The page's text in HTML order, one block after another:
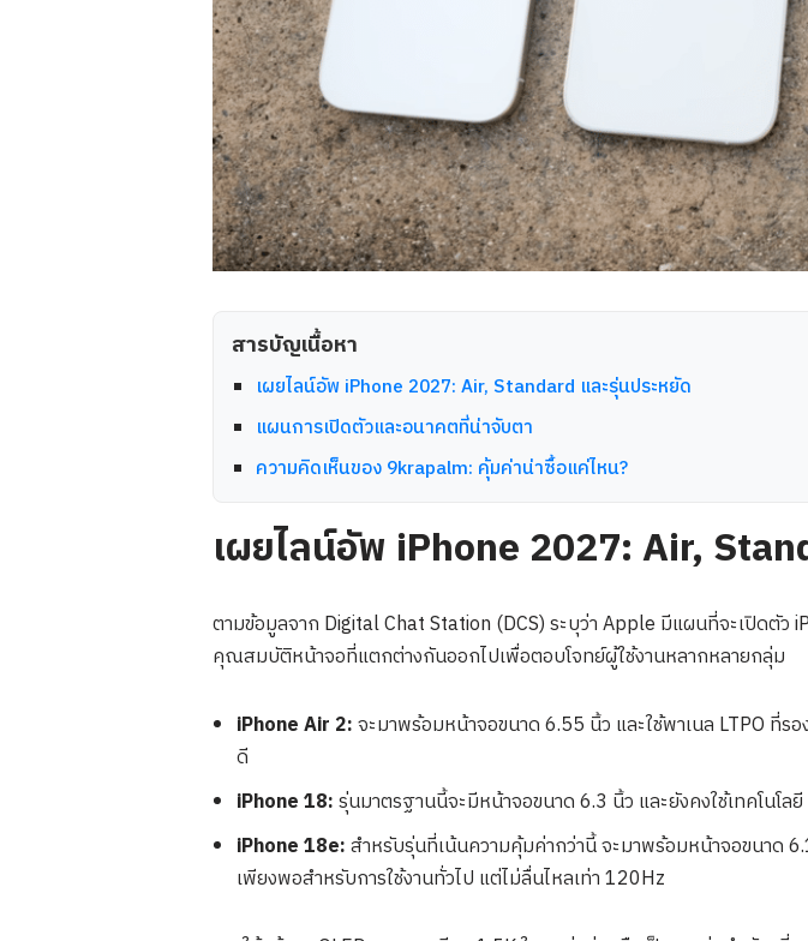
สารบัญเนื้อหา
เผยไลน์อัพ iPhone 2027: Air, Standard และรุ่นประหยัด
แผนการเปิดตัวและอนาคตที่น่าจับตา
ความคิดเห็นของ 9krapalm: คุ้มค่าน่าซื้อแค่ไหน?
เผยไลน์อัพ iPhone 2027: Air,
ตามข้อมูลจาก Digital Chat Station (DCS) ระบุว่า Apple มีแผนที่จะเปิดตัว
คุณสมบัติหน้าจอที่แตกต่างกันออกไปเพื่อตอบโจทย์ผู้ใช้งานหลากหลายกลุ่ม
iPhone Air 2:จะมาพร้อมหน้าจอขนาด 6.55 นิ้ว และใช้พาเนล LTPO ที่
ดี
iPhone 18:รุ่นมาตรฐานนี้จะมีหน้าจอขนาด 6.3 นิ้ว และยังคงใช้เทคโนโ
iPhone 18e:สำหรับรุ่นที่เน้นความคุ้มค่ากว่านี้ จะมาพร้อมหน้าจอขนาด
เพียงพอสำหรับการใช้งานทั่วไป แต่ไม่ลื่นไหลเท่า 120Hz